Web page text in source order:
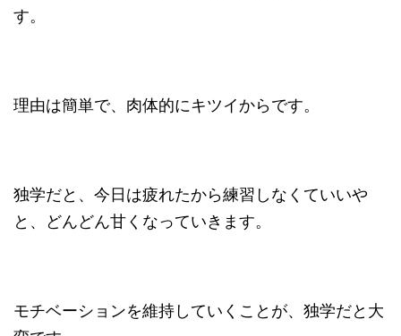
す。
理由は簡単で、肉体的にキツイからです。
独学だと、今日は疲れたから練習しなくていいや
と、どんどん甘くなっていきます。
モチベーションを維持していくことが、独学だと大